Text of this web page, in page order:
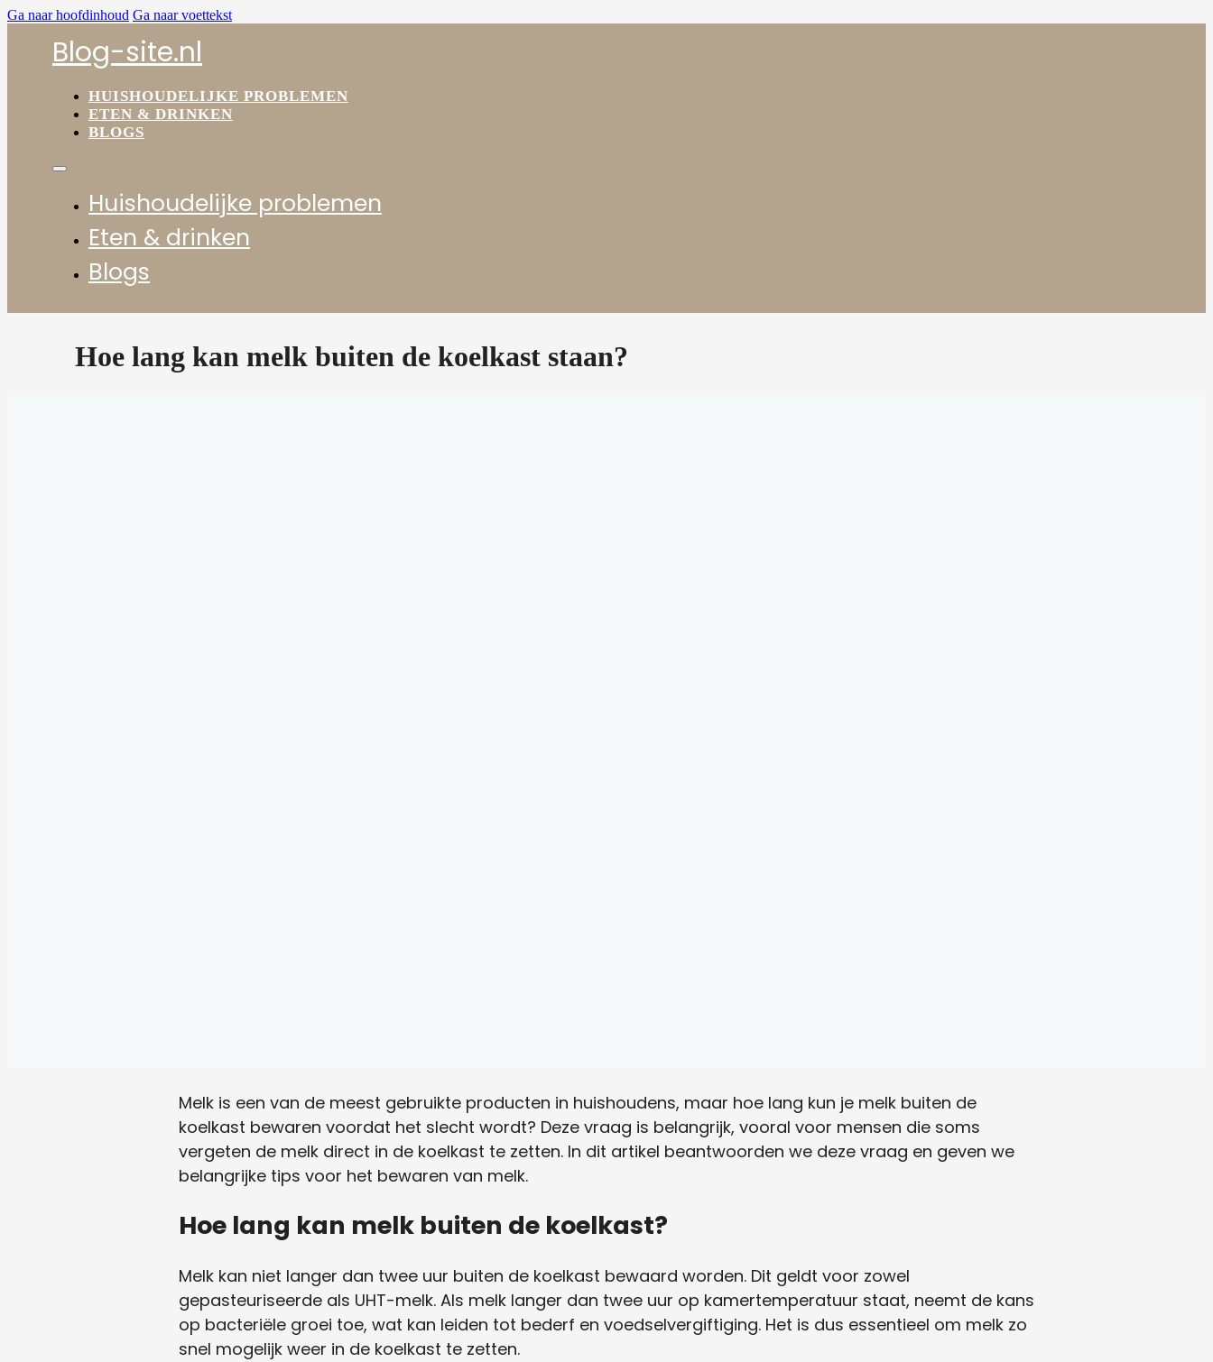
Ga naar hoofdinhoud Ga naar voettekst
Blog-site.nl
HUISHOUDELIJKE PROBLEMEN
ETEN & DRINKEN
BLOGS
Huishoudelijke problemen
Eten & drinken
Blogs
Hoe lang kan melk buiten de koelkast staan?
Melk is een van de meest gebruikte producten in huishoudens, maar hoe lang kun je melk buiten de
koelkast bewaren voordat het slecht wordt? Deze vraag is belangrijk, vooral voor mensen die soms
vergeten de melk direct in de koelkast te zetten. In dit artikel beantwoorden we deze vraag en geven we
belangrijke tips voor het bewaren van melk.
Hoe lang kan melk buiten de koelkast?
Melk kan niet langer dan twee uur buiten de koelkast bewaard worden. Dit geldt voor zowel
gepasteuriseerde als UHT-melk. Als melk langer dan twee uur op kamertemperatuur staat, neemt de kans
op bacteriële groei toe, wat kan leiden tot bederf en voedselvergiftiging. Het is dus essentieel om melk zo
snel mogelijk weer in de koelkast te zetten.